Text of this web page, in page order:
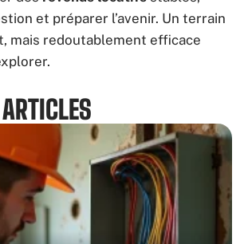
et préparer l’avenir. Un terrain
mais redoutablement efficace